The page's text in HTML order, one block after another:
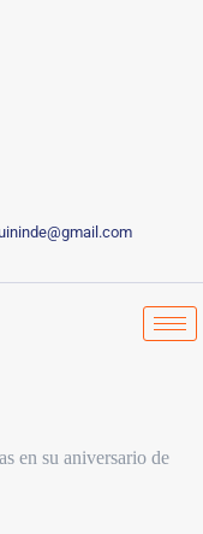
en su aniversario de